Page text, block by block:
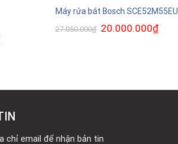
Máy rửa bát Bosch SCE52M55EU
27.050.000₫ Giá
gốc
20.000.000₫Giá
hiện
chỉ email để nhận bản tin